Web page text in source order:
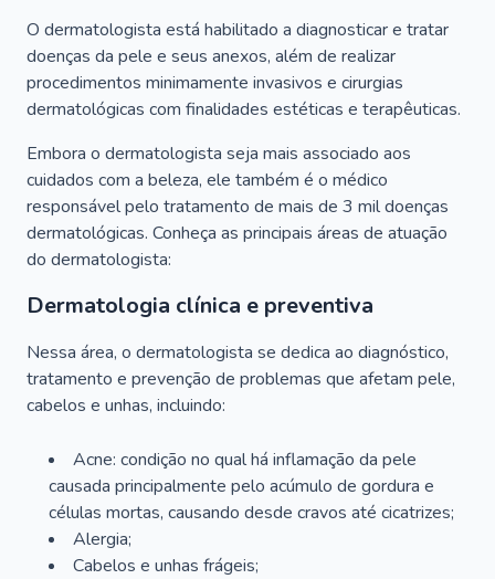
O dermatologista está habilitado a diagnosticar e tratar
doenças da pele e seus anexos, além de realizar
procedimentos minimamente invasivos e cirurgias
dermatológicas com finalidades estéticas e terapêuticas.
Embora o dermatologista seja mais associado aos
cuidados com a beleza, ele também é o médico
responsável pelo tratamento de mais de 3 mil doenças
dermatológicas. Conheça as principais áreas de atuação
do dermatologista:
Dermatologia clínica e preventiva
Nessa área, o dermatologista se dedica ao diagnóstico,
tratamento e prevenção de problemas que afetam pele,
cabelos e unhas, incluindo:
Acne: condição no qual há inflamação da pele
causada principalmente pelo acúmulo de gordura e
células mortas, causando desde cravos até cicatrizes;
Alergia;
Cabelos e unhas frágeis;